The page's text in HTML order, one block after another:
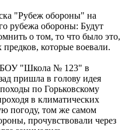
"Рубеж обороны" на
рубежа обороны: Будут
о том, то что было это,
которые воевали.
"Школа № 123" в
пришла в голову идея
по Горьковскому
в климатических
погоду, том же самом
прочувствовали через